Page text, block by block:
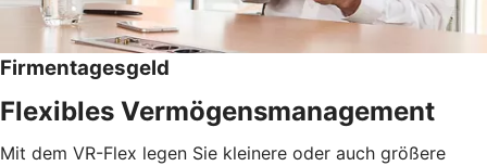
Firmentagesgeld
Flexibles Vermögensmanagement
Mit dem VR-Flex legen Sie kleinere oder auch größere